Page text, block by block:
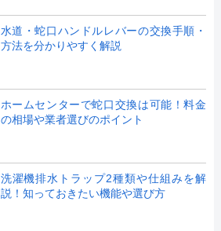
水道・蛇口ハンドルレバーの交換手順・
方法を分かりやすく解説
ホームセンターで蛇口交換は可能！料金
の相場や業者選びのポイント
洗濯機排水トラップ2種類や仕組みを解
説！知っておきたい機能や選び方